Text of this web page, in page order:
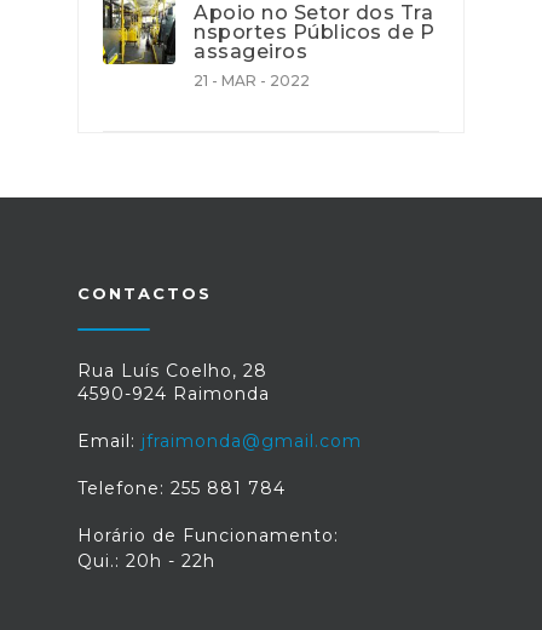
Apoio no Setor dos Tra
nsportes Públicos de P
assageiros
21 - MAR - 2022
CONTACTOS
Rua Luís Coelho, 28
4590-924 Raimonda
Email: jfraimonda@gmail.com
Telefone: 255 881 784
Horário de Funcionamento:
Qui.: 20h - 22h